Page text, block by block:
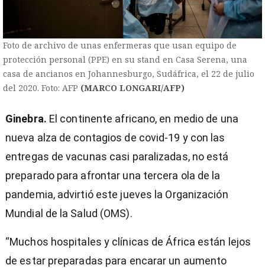
Foto de archivo de unas enfermeras que usan equipo de
protección personal (PPE) en su stand en Casa Serena, una
casa de ancianos en Johannesburgo, Sudáfrica, el 22 de julio
del 2020. Foto: AFP (MARCO LONGARI/AFP)
Ginebra. El continente africano, en medio de una
nueva alza de contagios de covid-19 y con las
entregas de vacunas casi paralizadas, no está
preparado para afrontar una tercera ola de la
pandemia, advirtió este jueves la Organización
Mundial de la Salud (OMS).
“Muchos hospitales y clínicas de África están lejos
de estar preparadas para encarar un aumento